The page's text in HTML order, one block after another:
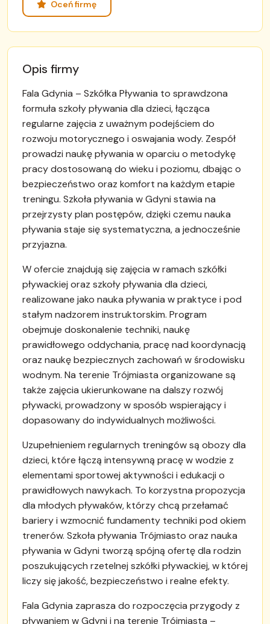
Oceń firmę
Opis firmy
Fala Gdynia – Szkółka Pływania to sprawdzona
formuła szkoły pływania dla dzieci, łącząca
regularne zajęcia z uważnym podejściem do
rozwoju motorycznego i oswajania wody. Zespół
prowadzi naukę pływania w oparciu o metodykę
pracy dostosowaną do wieku i poziomu, dbając o
bezpieczeństwo oraz komfort na każdym etapie
treningu. Szkoła pływania w Gdyni stawia na
przejrzysty plan postępów, dzięki czemu nauka
pływania staje się systematyczna, a jednocześnie
przyjazna.
W ofercie znajdują się zajęcia w ramach szkółki
pływackiej oraz szkoły pływania dla dzieci,
realizowane jako nauka pływania w praktyce i pod
stałym nadzorem instruktorskim. Program
obejmuje doskonalenie techniki, naukę
prawidłowego oddychania, pracę nad koordynacją
oraz naukę bezpiecznych zachowań w środowisku
wodnym. Na terenie Trójmiasta organizowane są
także zajęcia ukierunkowane na dalszy rozwój
pływacki, prowadzony w sposób wspierający i
dopasowany do indywidualnych możliwości.
Uzupełnieniem regularnych treningów są obozy dla
dzieci, które łączą intensywną pracę w wodzie z
elementami sportowej aktywności i edukacji o
prawidłowych nawykach. To korzystna propozycja
dla młodych pływaków, którzy chcą przełamać
bariery i wzmocnić fundamenty techniki pod okiem
trenerów. Szkoła pływania Trójmiasto oraz nauka
pływania w Gdyni tworzą spójną ofertę dla rodzin
poszukujących rzetelnej szkółki pływackiej, w której
liczy się jakość, bezpieczeństwo i realne efekty.
Fala Gdynia zaprasza do rozpoczęcia przygody z
pływaniem w Gdyni i na terenie Trójmiasta –